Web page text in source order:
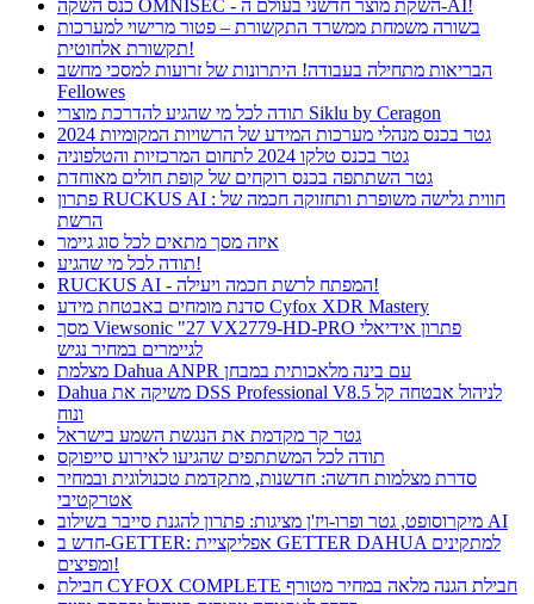
כנס השקה OMNISEC - השקת מוצר חדשני בעולם ה-AI!
בשורה משמחת ממשרד התקשורת – פטור מרישוי למערכות
תקשורת אלחוטית!
הבריאות מתחילה בעבודה! היתרונות של זרועות למסכי מחשב
Fellowes
תודה לכל מי שהגיע להדרכת מוצרי Siklu by Ceragon
גטר בכנס מנהלי מערכות המידע של הרשויות המקומיות 2024
גטר בכנס טלקו 2024 לתחום המרכזיות והטלפוניה
גטר השתתפה בכנס רוקחים של קופת חולים מאוחדת
פתרון RUCKUS AI : חווית גלישה משופרת ותחזוקה חכמה של
הרשת
איזה מסך מתאים לכל סוג גיימר
תודה לכל מי שהגיע!
RUCKUS AI - המפתח לרשת חכמה ויעילה!
סדנת מומחים באבטחת מידע Cyfox XDR Mastery
מסך Viewsonic "27 VX2779-HD-PRO פתרון אידיאלי
לגיימרים במחיר נגיש
מצלמת Dahua ANPR עם בינה מלאכותית במבחן
Dahua משיקה את DSS Professional V8.5 לניהול אבטחה קל
ונוח
גטר קר מקדמת את הנגשת השמע בישראל
תודה לכל המשתתפים שהגיעו לאירוע סייפוקס
סדרת מצלמות חדשה: חדשנות, מתקדמת טכנולוגית ובמחיר
אטרקטיבי
מיקרוסופט, גטר ופרו-ויז'ן מציגות: פתרון להגנת סייבר בשילוב AI
חדש ב-GETTER: אפליקציית GETTER DAHUA למתקינים
ומפיצים!
חבילת CYFOX COMPLETE חבילת הגנה מלאה במחיר מטורף